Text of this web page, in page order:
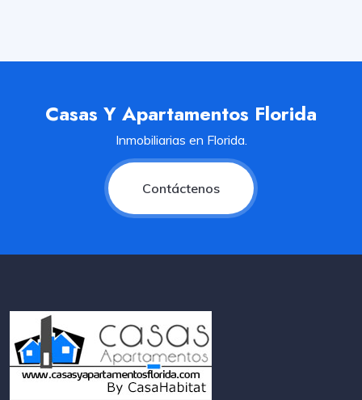
Casas Y Apartamentos Florida
Inmobiliarias en Florida.
Contáctenos